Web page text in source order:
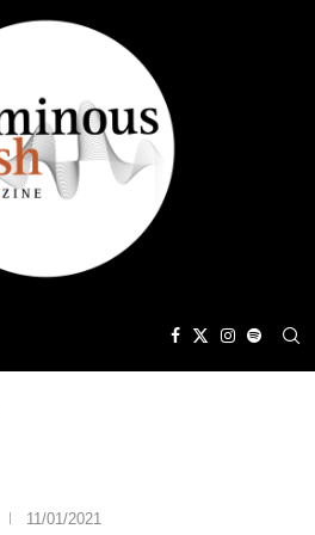
11/01/2021